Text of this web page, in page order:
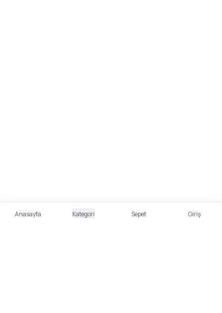
Anasayfa Kategori Sepet Giriş